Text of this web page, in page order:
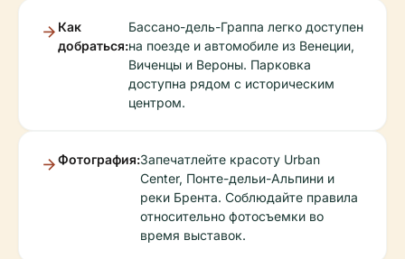
Как
добраться:
Бассано-дель-Граппа легко доступен
на поезде и автомобиле из Венеции,
Виченцы и Вероны. Парковка
доступна рядом с историческим
центром.
Фотография:Запечатлейте красоту Urban
Center, Понте-дельи-Альпини и
реки Брента. Соблюдайте правила
относительно фотосъемки во
время выставок.